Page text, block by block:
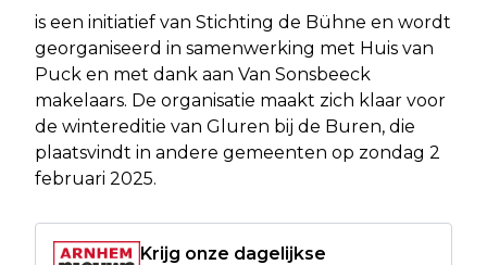
is een initiatief van Stichting de Bühne en wordt
georganiseerd in samenwerking met Huis van
Puck en met dank aan Van Sonsbeeck
makelaars. De organisatie maakt zich klaar voor
de wintereditie van Gluren bij de Buren, die
plaatsvindt in andere gemeenten op zondag 2
februari 2025.
Krijg onze dagelijkse